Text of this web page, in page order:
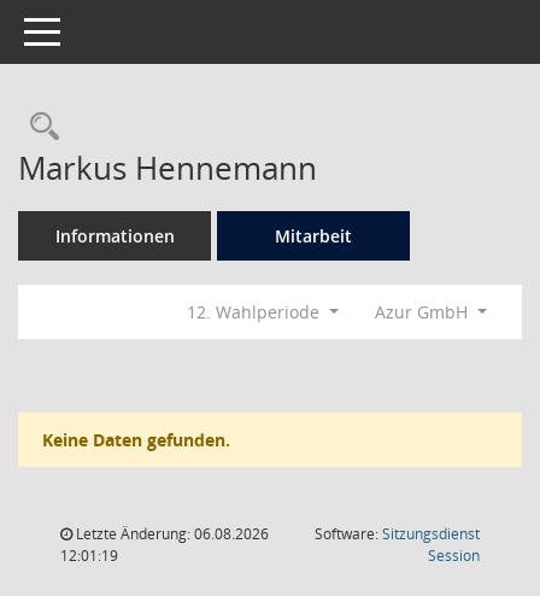
Toggle navigation
Rechercheauswahl
Markus Hennemann
Informationen Mitarbeit
12. Wahlperiode Azur GmbH
Keine Daten gefunden.
Letzte Änderung: 06.08.2026
12:01:19
Software:Sitzungsdienst
Session(Wird in